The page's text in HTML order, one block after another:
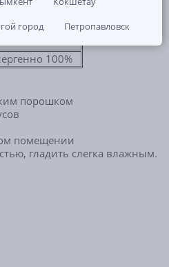
100%
порошком
помещении
гладить слегка влажным.
город Петропавловск